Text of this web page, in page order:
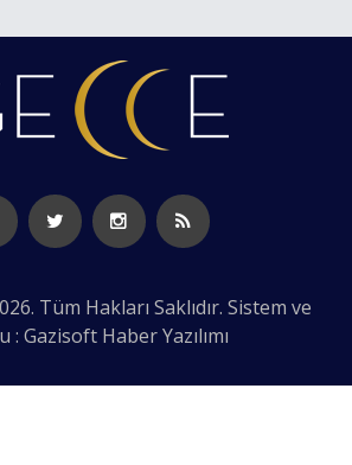
Tüm Hakları Saklıdır. Sistem ve
: Gazisoft Haber Yazılımı